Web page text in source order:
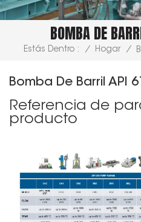
BOMBA DE
Estás Dentro : / Hogar /
Bomba De Barril API
Referencia de
producto